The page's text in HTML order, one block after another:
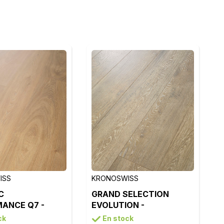
Q7 -
-
KRONOSWISS
GRAND SELECTION
EVOLUTION -
SANDSTONE OAK -
En stock